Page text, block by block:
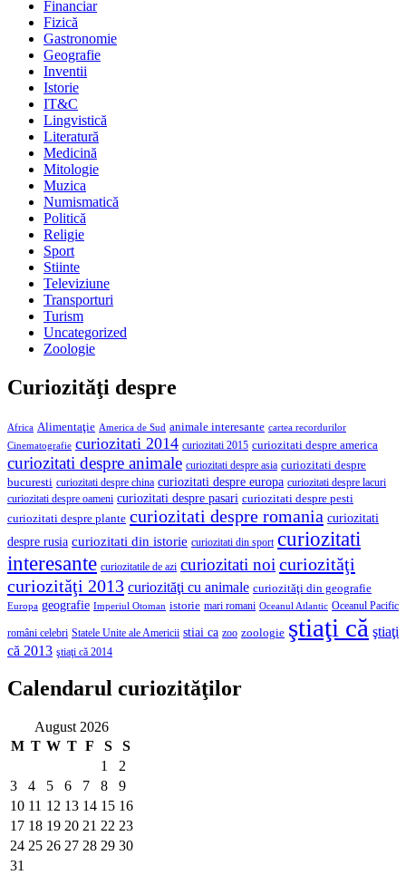
Financiar
Fizică
Gastronomie
Geografie
Inventii
Istorie
IT&C
Lingvistică
Literatură
Medicină
Mitologie
Muzica
Numismatică
Politică
Religie
Sport
Stiinte
Televiziune
Transporturi
Turism
Uncategorized
Zoologie
Curiozităţi despre
Africa Alimentaţie America de Sud animale interesante cartea recordurilor
Cinematografie curiozitati 2014 curiozitati 2015 curiozitati despre america
curiozitati despre animale curiozitati despre asia curiozitati despre
bucuresti curiozitati despre china curiozitati despre europa curiozitati despre lacuri
curiozitati despre oameni curiozitati despre pasari curiozitati despre pesti
curiozitati despre plante curiozitati despre romania curiozitati
despre rusia curiozitati din istorie curiozitati din sport curiozitati
interesante curiozitatile de azi curiozitati noi curiozităţi
curiozităţi 2013 curiozităţi cu animale curiozităţi din geografie
Europa geografie Imperiul Otoman istorie mari romani Oceanul Atlantic Oceanul Pacific
români celebri Statele Unite ale Americii stiai ca zoo zoologie ştiaţi că ştiaţi
că 2013 ştiaţi că 2014
Calendarul curiozităţilor
August 2026
M T W T F S
S
1
2
3
4 5 6 7 8
9
10 11 12 13 14 15 16
17 18 19 20 21 22 23
24 25 26 27 28 29 30
31